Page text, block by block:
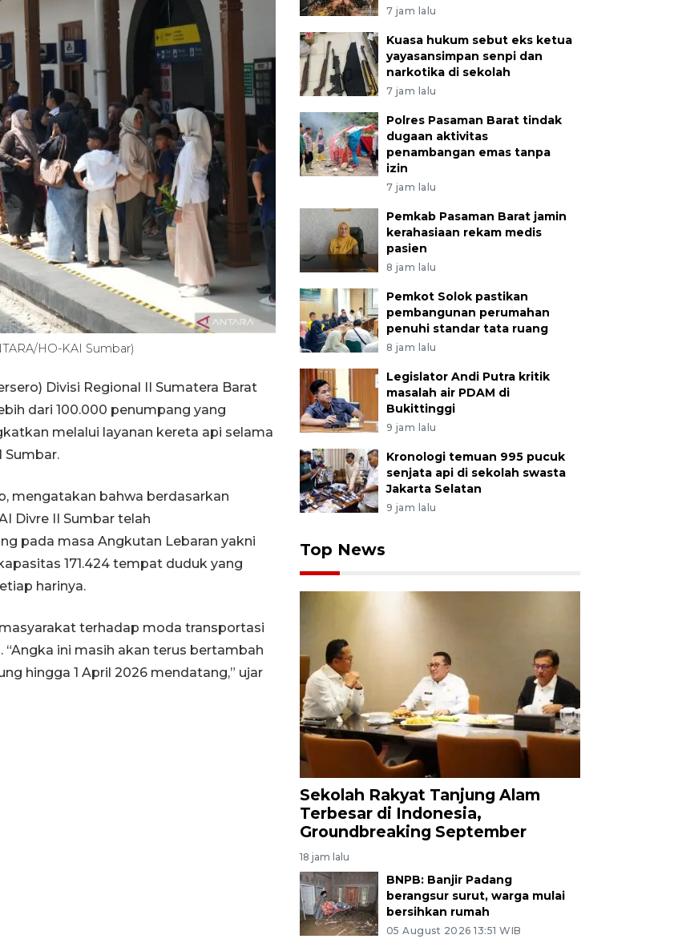
HO-KAI Sumbar)
Divisi Regional II Sumatera Barat
dari 100.000 penumpang yang
melalui layanan kereta api selama
Sumbar.
mengatakan bahwa berdasarkan
Divre II Sumbar telah
pada masa Angkutan Lebaran yakni
171.424 tempat duduk yang
harinya.
terhadap moda transportasi
ini masih akan terus bertambah
hingga 1 April 2026 mendatang,” ujar
7 jam lalu
Kuasa hukum sebut eks ketua
yayasansimpan senpi dan
narkotika di sekolah
7 jam lalu
Polres Pasaman Barat tindak
dugaan aktivitas
penambangan emas tanpa
izin
7 jam lalu
Pemkab Pasaman Barat jamin
kerahasiaan rekam medis
pasien
8 jam lalu
Pemkot Solok pastikan
pembangunan perumahan
penuhi standar tata ruang
8 jam lalu
Legislator Andi Putra kritik
masalah air PDAM di
Bukittinggi
9 jam lalu
Kronologi temuan 995 pucuk
senjata api di sekolah swasta
Jakarta Selatan
9 jam lalu
Top News
Sekolah Rakyat Tanjung Alam
Terbesar di Indonesia,
Groundbreaking September
18 jam lalu
BNPB: Banjir Padang
berangsur surut, warga mulai
bersihkan rumah
05 August 2026 13:51 WIB